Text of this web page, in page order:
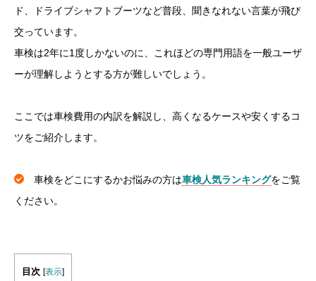
ド、ドライブシャフトブーツなど普段、聞きなれない言葉が飛び
交っています。
車検は2年に1度しかないのに、これほどの専門用語を一般ユーザ
ーが理解しようとする方が難しいでしょう。
ここでは車検費用の内訳を解説し、高くなるケースや安くするコ
ツをご紹介します。
車検をどこにするかお悩みの方は車検人気ランキングをご覧
ください。
目次 [表示]